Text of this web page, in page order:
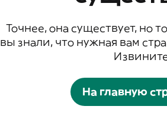
Точнее, она существует, но
вы знали, что нужная вам
На главную